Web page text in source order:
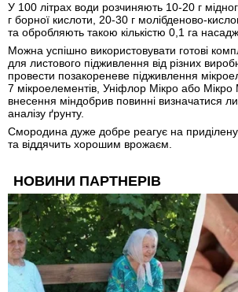
У 100 літрах води розчиняють 10-20 г
г борної кислоти, 20-30 г молібденово-
та обробляють такою кількістю 0,1 га
Можна успішно використовувати готові
для листового підживлення від різних
провести позакореневе підживлення
7 мікроелементів, Уніфлор Мікро або Мікро
внесення міндобрив повинні визначатися
аналізу ґрунту.
Смородина дуже добре реагує на приділену
та віддячить хорошим врожаєм.